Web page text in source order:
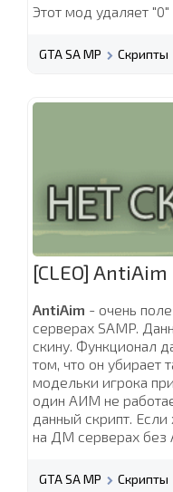
Этот мод удаляет "0
GTA SA MP Скрипты
[CLEO]
AntiAim - очень
серверах SAMP.
скину. Функционал
том, что он убирает
модельки игрока
один АИМ не
данный скрипт. Если
на ДМ серверах без
GTA SA MP Скрипты